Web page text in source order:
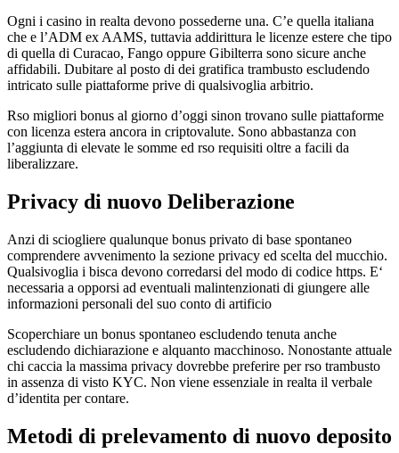
Ogni i casino in realta devono possederne una. C’e quella italiana
che e l’ADM ex AAMS, tuttavia addirittura le licenze estere che tipo
di quella di Curacao, Fango oppure Gibilterra sono sicure anche
affidabili. Dubitare al posto di dei gratifica trambusto escludendo
intricato sulle piattaforme prive di qualsivoglia arbitrio.
Rso migliori bonus al giorno d’oggi sinon trovano sulle piattaforme
con licenza estera ancora in criptovalute. Sono abbastanza con
l’aggiunta di elevate le somme ed rso requisiti oltre a facili da
liberalizzare.
Privacy di nuovo Deliberazione
Anzi di sciogliere qualunque bonus privato di base spontaneo
comprendere avvenimento la sezione privacy ed scelta del mucchio.
Qualsivoglia i bisca devono corredarsi del modo di codice https. E‘
necessaria a opporsi ad eventuali malintenzionati di giungere alle
informazioni personali del suo conto di artificio
Scoperchiare un bonus spontaneo escludendo tenuta anche
escludendo dichiarazione e alquanto macchinoso. Nonostante attuale
chi caccia la massima privacy dovrebbe preferire per rso trambusto
in assenza di visto KYC. Non viene essenziale in realta il verbale
d’identita per contare.
Metodi di prelevamento di nuovo deposito